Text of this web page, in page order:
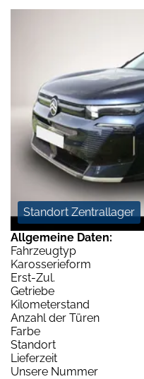
Standort Zentrallager
Allgemeine Daten:
Fahrzeugtyp
Karosserieform
Erst-Zul.
Getriebe
Kilometerstand
Anzahl der Türen
Farbe
Standort
Lieferzeit
Unsere Nummer